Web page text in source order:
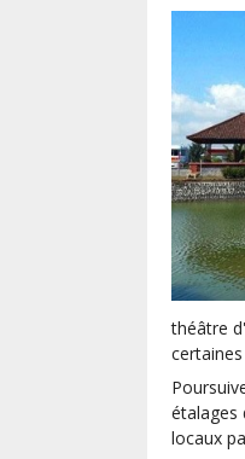
théâtre
étalages
locaux